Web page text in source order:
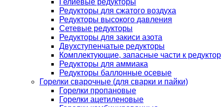
Гелиевые редукторы
Редукторы для сжатого воздуха
Редукторы высокого давления
Сетевые редукторы
Редукторы для закиси азота
Двухступенчатые редукторы
Комплектующие, запасные части к
Редукторы для аммиака
Редукторы баллонные осевые
Горелки сварочные (для сварки и пайки)
Горелки пропановые
Горелки ацетиленовые